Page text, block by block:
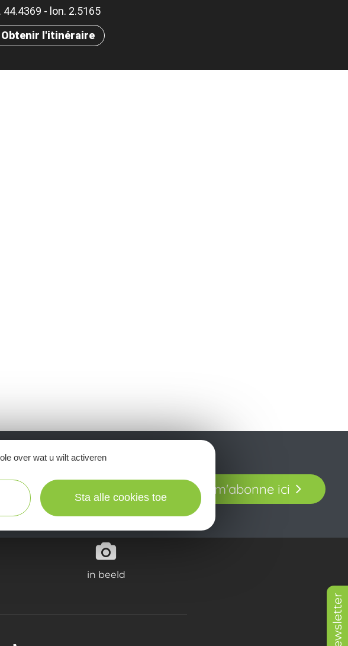
Newsletter
44.4369 - lon. 2.5165
Obtenir l'itinéraire
de votre séjour en Aveyron.
Je m'abonne ici
in beeld
over wat u wilt activeren
Sta alle cookies toe